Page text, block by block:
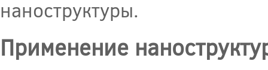
наноструктуры.
Применение